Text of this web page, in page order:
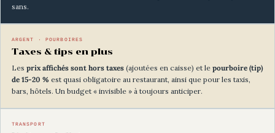
sans.
ARGENT · POURBOIRES
Taxes & tips en plus
Les prix affichés sont hors taxes(ajoutées en caisse) et le pourboire (tip)
de 15-20 %est quasi obligatoire au restaurant, ainsi que pour les taxis,
bars, hôtels. Un budget « invisible » à toujours anticiper.
TRANSPORT